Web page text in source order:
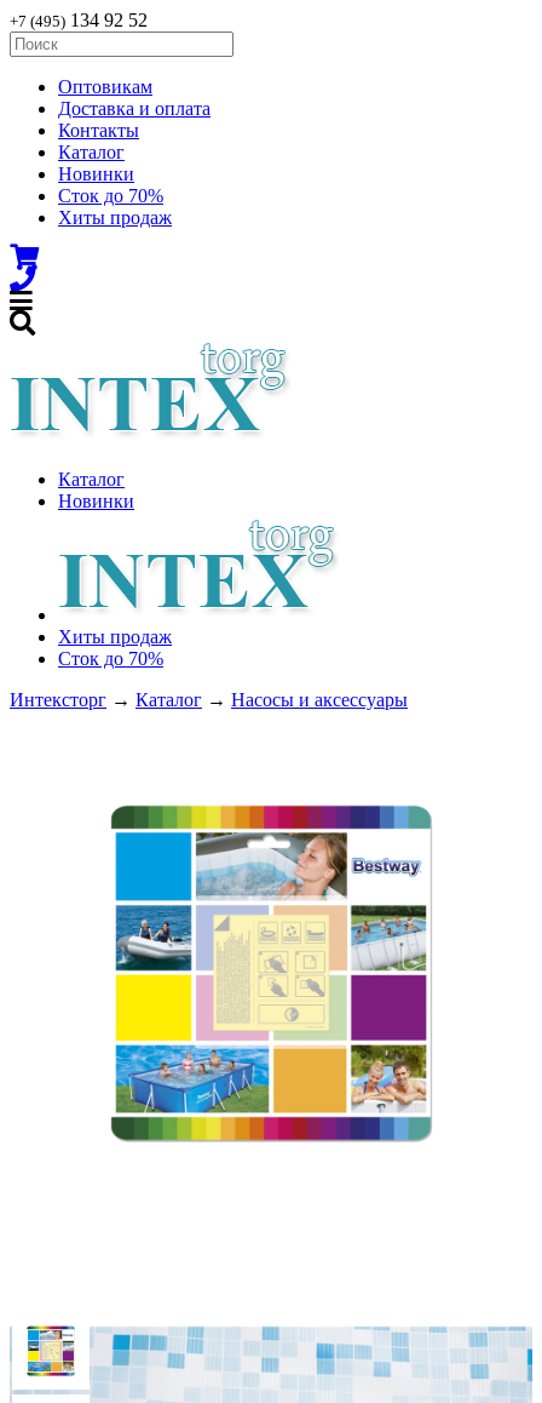
+7 (495) 134 92 52
Оптовикам
Доставка и оплата
Контакты
Каталог
Новинки
Сток до 70%
Хиты продаж
Каталог
Новинки
Хиты продаж
Сток до 70%
Интексторг → Каталог → Насосы и аксессуары